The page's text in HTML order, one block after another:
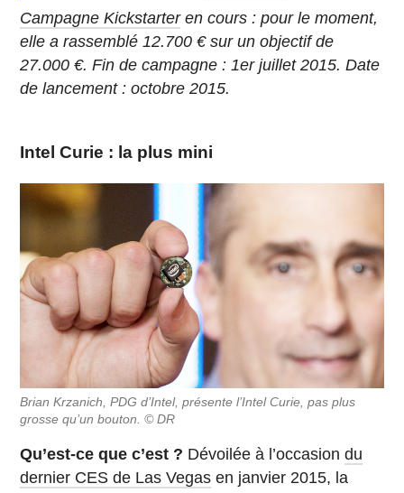
Campagne Kickstarteren cours : pour le moment,
elle a rassemblé 12.700 € sur un objectif de
27.000 €. Fin de campagne : 1er juillet 2015. Date
de lancement : octobre 2015.
Intel Curie : la plus mini
Brian Krzanich, PDG d’Intel, présente l’Intel Curie, pas plus
grosse qu’un bouton. © DR
Qu’est-ce que c’est ? Dévoilée à l’occasiondu
dernier CES de Las Vegas en janvier 2015, la